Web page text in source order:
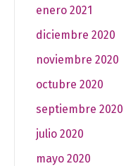
enero 2021
diciembre 2020
noviembre 2020
octubre 2020
septiembre 2020
julio 2020
mayo 2020